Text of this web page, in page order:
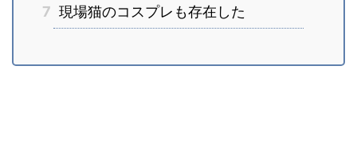
7 現場猫のコスプレも存在した